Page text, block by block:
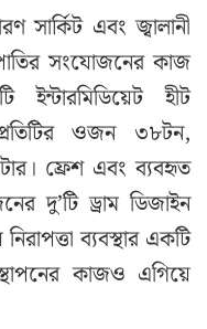
সার্কিট এবং জ্বালানী
সংযোজনের কাজ
হীট
ওজন ৩৮টন,
ফ্রেশ এবং ব্যবহৃত
দু’টি ড্রাম ডিজাইন
ব্যবস্থার একটি
কাজও এগিয়ে